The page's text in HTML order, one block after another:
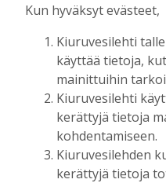
Digitilaussisältää
uutisvirran, uudet
näköislehtien
sähköpostiin
Digitilaukseen
näköislehti
osoitteessa
Kun hyväksyt evästeet,
Kiuruvesilehti
käyttää tietoja,
mainittuihin
Kiuruvesilehti
kerättyjä tietoja
kohdentamiseen.
Kiuruvesilehden
kerättyjä tietoja